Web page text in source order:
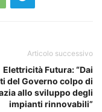
Articolo successivo
Elettricità Futura: “Dai
del Governo colpo di
allo sviluppo degli
impianti rinnovabili”